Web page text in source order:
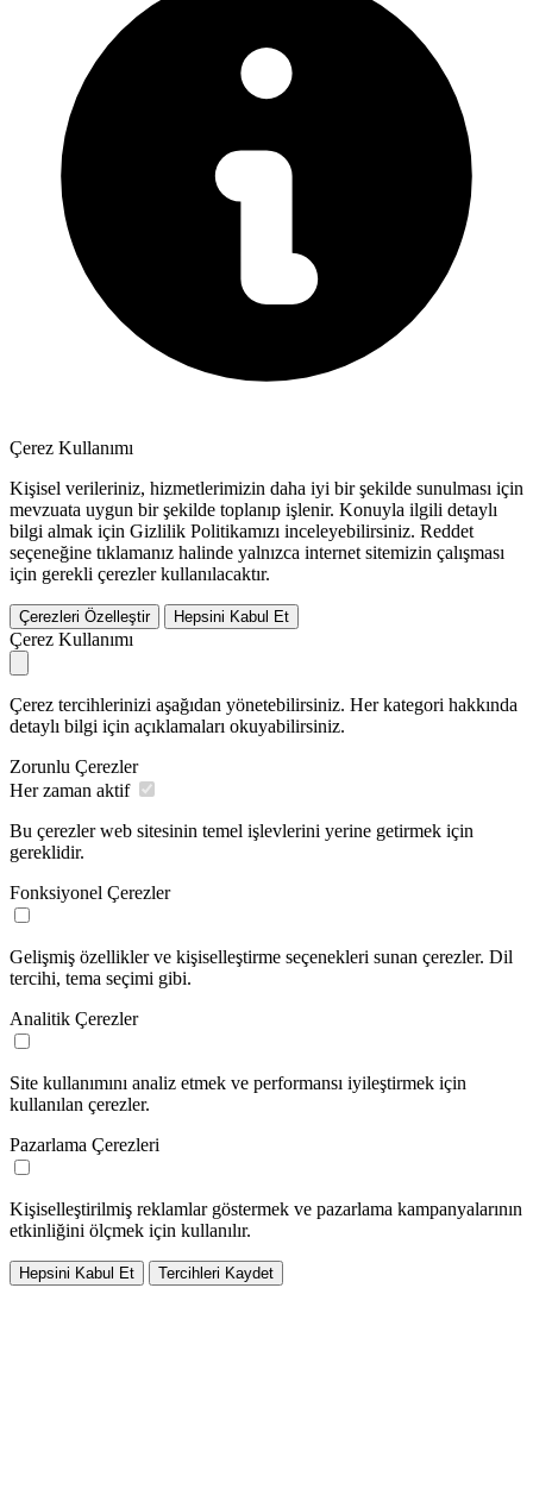
Çerez Kullanımı
Kişisel verileriniz, hizmetlerimizin daha iyi bir şekilde sunulması için
mevzuata uygun bir şekilde toplanıp işlenir. Konuyla ilgili detaylı
bilgi almak için Gizlilik Politikamızı inceleyebilirsiniz. Reddet
seçeneğine tıklamanız halinde yalnızca internet sitemizin çalışması
için gerekli çerezler kullanılacaktır.
Çerezleri Özelleştir Hepsini Kabul Et
Çerez Kullanımı
Çerez tercihlerinizi aşağıdan yönetebilirsiniz. Her kategori hakkında
detaylı bilgi için açıklamaları okuyabilirsiniz.
Zorunlu Çerezler
Her zaman aktif
Bu çerezler web sitesinin temel işlevlerini yerine getirmek için
gereklidir.
Fonksiyonel Çerezler
Gelişmiş özellikler ve kişiselleştirme seçenekleri sunan çerezler. Dil
tercihi, tema seçimi gibi.
Analitik Çerezler
Site kullanımını analiz etmek ve performansı iyileştirmek için
kullanılan çerezler.
Pazarlama Çerezleri
Kişiselleştirilmiş reklamlar göstermek ve pazarlama kampanyalarının
etkinliğini ölçmek için kullanılır.
Hepsini Kabul Et Tercihleri Kaydet